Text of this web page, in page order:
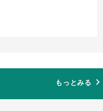
もっとみる